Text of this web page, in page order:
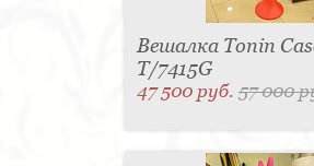
Вешалка Tonin
T/7415G
47 500 руб.57 000